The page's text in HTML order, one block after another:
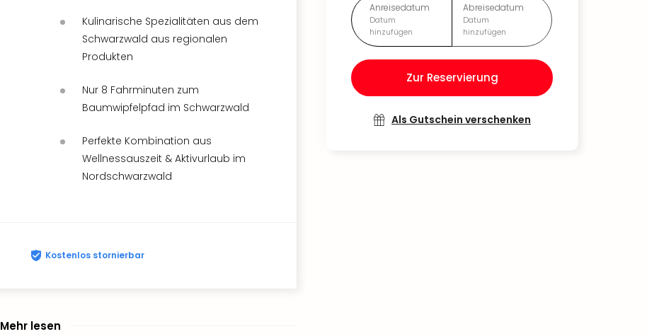
Anreisedatum
Datum
hinzufügen
Abreisedatum
Datum
hinzufügen
Zur Reservierung
Als Gutschein verschenken
Kulinarische Spezialitäten aus dem
Schwarzwald aus regionalen
Produkten
Nur 8 Fahrminuten zum
Baumwipfelpfad im Schwarzwald
Perfekte Kombination aus
Wellnessauszeit & Aktivurlaub im
Nordschwarzwald
Kostenlos stornierbar
Mehr lesen